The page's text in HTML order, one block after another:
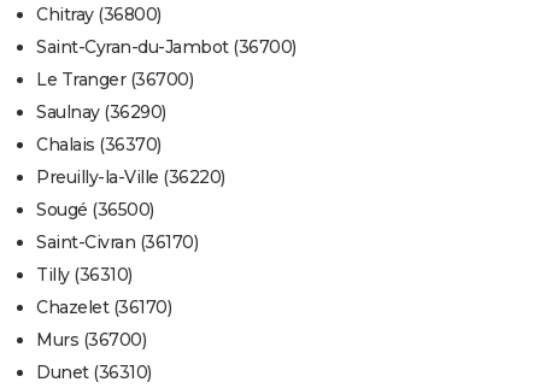
Chitray (36800)
Saint-Cyran-du-Jambot (36700)
Le Tranger (36700)
Saulnay (36290)
Chalais (36370)
Preuilly-la-Ville (36220)
Sougé (36500)
Saint-Civran (36170)
Tilly (36310)
Chazelet (36170)
Murs (36700)
Dunet (36310)